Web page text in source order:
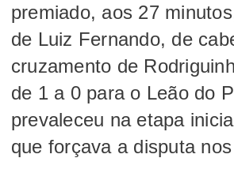
premiado, aos 27
de Luiz Fernando, de
cruzamento de
de 1 a 0 para o Leão do
prevaleceu na etapa
que forçava a disputa